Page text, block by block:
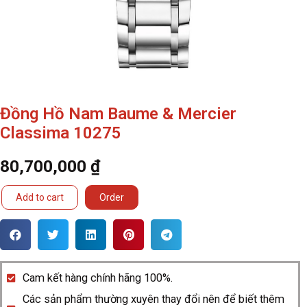
Đồng Hồ Nam Baume & Mercier
Classima 10275
80,700,000 ₫
Đồng
Nam
Mercier
Add to cart Order
Cam kết hàng chính hãng 100%.
Các sản phẩm thường xuyên thay đổi nên để biết thêm